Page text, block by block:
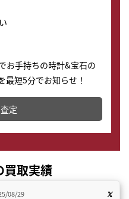
お手持ちの時計&宝石の
短5分でお知らせ！
知ることが出来ます。
定
買取実績
08/29